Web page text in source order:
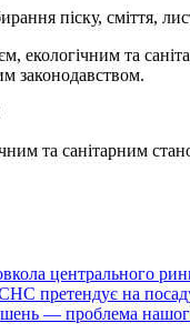
піску, сміття,
екологічним та
законодавством.
та санітарним
центрального
претендує на
— проблема